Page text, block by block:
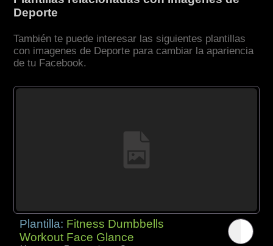
Deporte
También te puede interesar las siguientes plantillas
con imagenes de Deporte para cambiar la apariencia
de tu Facebook.
Plantilla: Fitness Dumbbells
Workout Face Glance